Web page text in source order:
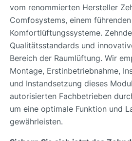
vom renommierten Hersteller
Comfosystems, einem
Komfortlüftungssysteme.
Qualitätsstandards und
Bereich der Raumlüftung. Wir
Montage, Erstinbetriebnahme,
und Instandsetzung dieses
autorisierten Fachbetrieben
um eine optimale Funktion und
gewährleisten.